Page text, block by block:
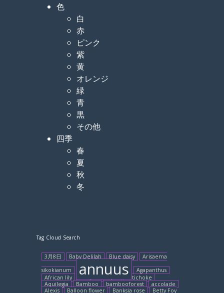
色
白
赤
ピンク
紫
黄
オレンジ
緑
青
黒
その他
四季
春
夏
秋
冬
Tag Cloud Search
3月8日 Baby Delilah Blue daisy
Arisaema
sikokianum
annuus
Agapanthus
African lily
Baby blue eyes
Artichoke
Aquilegia
Bamboo bambooforest
accolade
Alexis
Balloon flower Banksia rose Betty Foy